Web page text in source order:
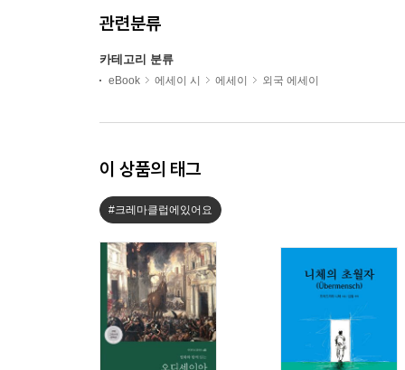
관련분류
카테고리 분류
eBook 에세이 시 에세이 외국 에세이
이 상품의 태그
#크레마클럽에있어요